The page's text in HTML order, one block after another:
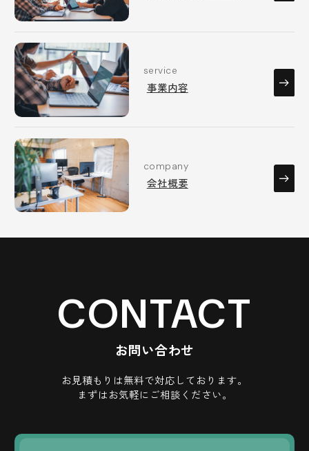
service
事業内容
company
会社概要
CONTACT
お問い合わせ
お見積もりは無料で対応しております。
まずはお気軽にご相談ください。